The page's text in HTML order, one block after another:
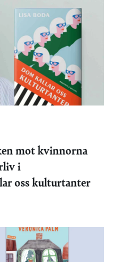
mot kvinnorna
i
oss kulturtanter